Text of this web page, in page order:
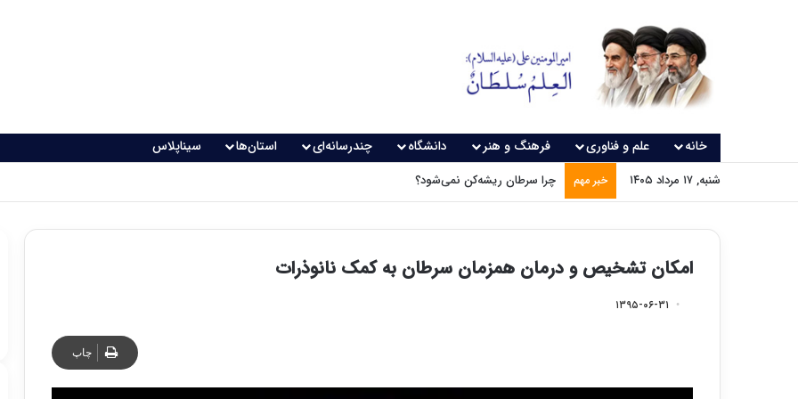
خانه علم و فناوری فرهنگ و هنر دانشگاه چندرسانه‌ای استان‌ها سیناپلاس
شنبه, ۱۷ مرداد ۱۴۰۵ خبر مهم چرا سرطان ریشه‌کن نمی‌شود؟
امکان تشخیص و درمان همزمان سرطان به کمک نانوذرات
۱۳۹۵-۰۶-۳۱
چاپ